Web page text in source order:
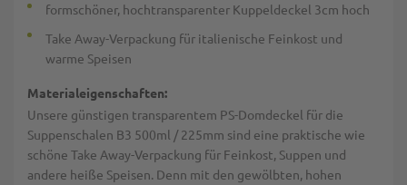
formschöner, hochtransparenter Kuppeldeckel 3cm hoch
Take Away-Verpackung für italienische Feinkost und
warme Speisen
Materialeigenschaften:
Unsere günstigen transparentem PS-Domdeckel für die
Suppenschalen B3 500ml / 225mm sind eine praktische wie
schöne Take Away-Verpackung für Feinkost, Suppen und
andere heiße Speisen. Denn mit den gewölbten, hohen